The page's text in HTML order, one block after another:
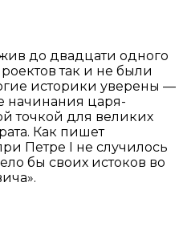
до двадцати одного
так и не были
историки уверены —
начинания царя-
точкой для великих
Как пишет
Петре I не случилось
бы своих истоков во